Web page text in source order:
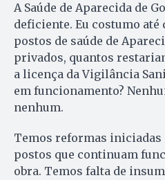
A Saúde de Aparecida de
deficiente. Eu costumo até
postos de saúde de
privados, quantos
a licença da Vigilância
em funcionamento?
nenhum.
Temos reformas iniciadas
postos que continuam
obra. Temos falta de